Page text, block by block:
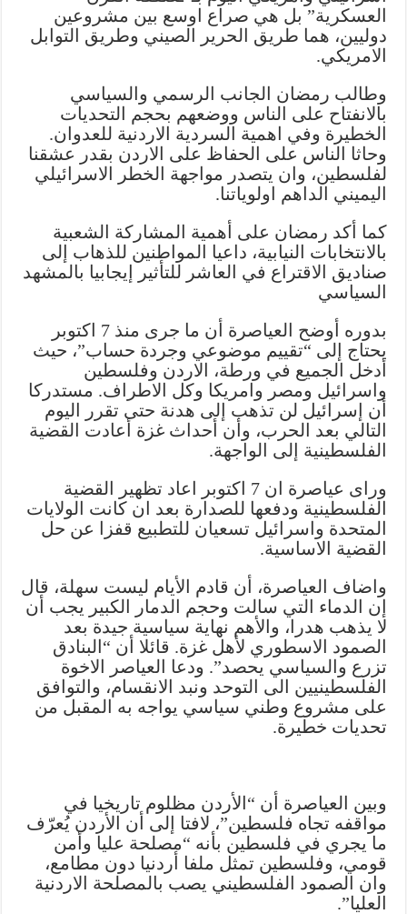
العسكرية” بل هي صراع اوسع بين مشروعين
دوليين، هما طريق الحرير الصيني وطريق التوابل
الامريكي.
وطالب رمضان الجانب الرسمي والسياسي
بالانفتاح على الناس ووضعهم بحجم التحديات
الخطيرة وفي اهمية السردية الاردنية للعدوان.
وحاثا الناس على الحفاظ على الاردن بقدر عشقنا
لفلسطين، وان يتصدر مواجهة الخطر الاسرائيلي
اليميني الداهم اولوياتنا.
كما أكد رمضان على أهمية المشاركة الشعبية
بالانتخابات النيابية، داعيا المواطنين للذهاب إلى
صناديق الاقتراع في العاشر للتأثير إيجابيا بالمشهد
السياسي
بدوره أوضح العياصرة أن ما جرى منذ 7 اكتوبر
يحتاج إلى “تقييم موضوعي وجردة حساب”، حيث
أدخل الجميع في ورطة، الاردن وفلسطين
واسرائيل ومصر وامريكا وكل الاطراف. مستدركا
أن إسرائيل لن تذهب إلى هدنة حتى تقرر اليوم
التالي بعد الحرب، وأن أحداث غزة أعادت القضية
الفلسطينية إلى الواجهة.
وراى عياصرة ان 7 اكتوبر اعاد تظهير القضية
الفلسطينية ودفعها للصدارة بعد ان كانت الولايات
المتحدة واسرائيل تسعيان للتطبيع قفزا عن حل
القضية الاساسية.
واضاف العياصرة، أن قادم الأيام ليست سهلة، قال
إن الدماء التي سالت وحجم الدمار الكبير يجب أن
لا يذهب هدرا، والأهم نهاية سياسية جيدة بعد
الصمود الاسطوري لأهل غزة. قائلا أن “البنادق
تزرع والسياسي يحصد”. ودعا العياصر الاخوة
الفلسطينيين الى التوحد ونبد الانقسام، والتوافق
على مشروع وطني سياسي يواجه به المقبل من
تحديات خطيرة.
وبين العياصرة أن “الأردن مظلوم تاريخيا في
مواقفه تجاه فلسطين”، لافتا إلى أن الأردن يُعرّف
ما يجري في فلسطين بأنه “مصلحة عليا وأمن
قومي، وفلسطين تمثل ملفا أردنيا دون مطامع،
وان الصمود الفلسطيني يصب بالمصلحة الاردنية
العليا”.